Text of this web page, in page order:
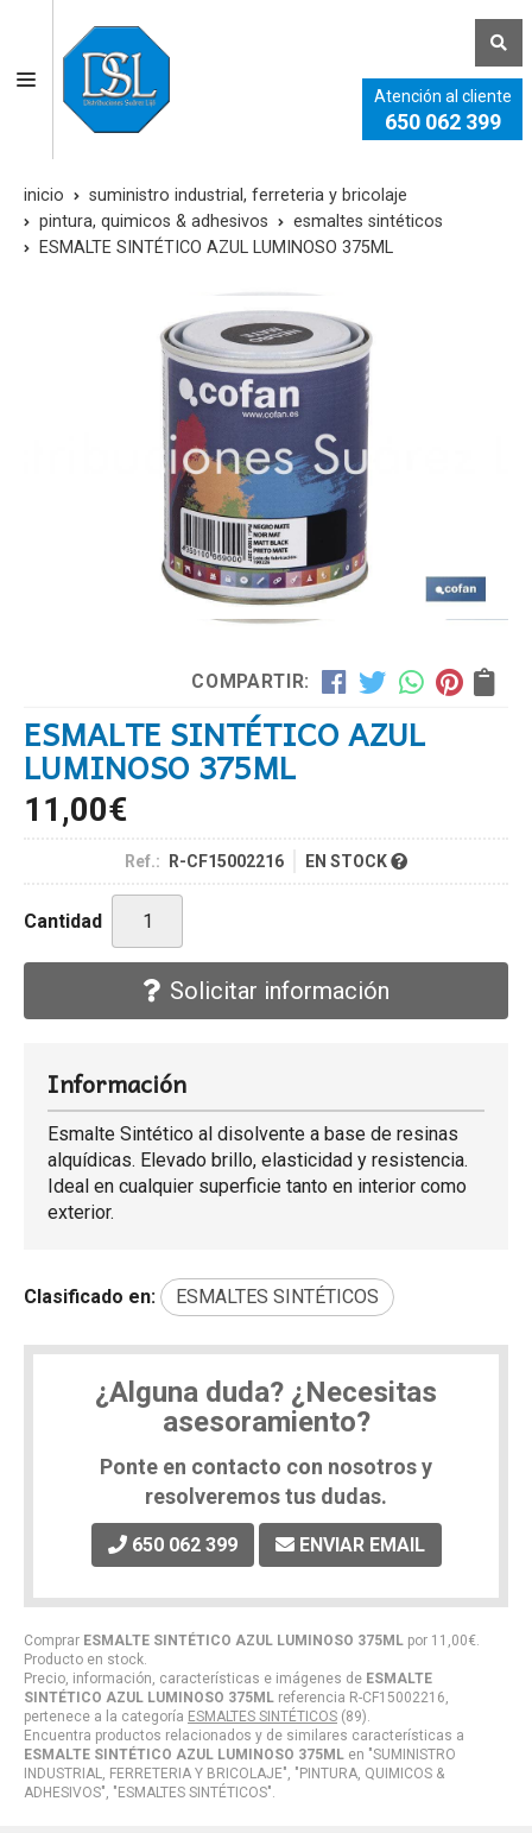
Atención al cliente
650 062 399
inicio
suministro industrial, ferreteria y bricolaje
pintura, quimicos & adhesivos
esmaltes sintéticos
ESMALTE SINTÉTICO AZUL LUMINOSO 375ML
COMPARTIR:
ESMALTE SINTÉTICO AZUL
LUMINOSO 375ML
11,00€
Ref.: R-CF15002216 EN STOCK
Cantidad
Solicitar información
Comprar ESMALTE SINTÉTICO AZUL LUMINOSO 375ML por 11,00€.
Producto en stock.
Precio, información, características e imágenes de ESMALTE
SINTÉTICO AZUL LUMINOSO 375ML referencia R-CF15002216,
pertenece a la categoría ESMALTES SINTÉTICOS (89).
Encuentra productos relacionados y de similares características a
ESMALTE SINTÉTICO AZUL LUMINOSO 375ML en "SUMINISTRO
INDUSTRIAL, FERRETERIA Y BRICOLAJE", "PINTURA, QUIMICOS &
ADHESIVOS", "ESMALTES SINTÉTICOS".
Información
Esmalte Sintético al disolvente a base de resinas
alquídicas. Elevado brillo, elasticidad y resistencia.
Ideal en cualquier superficie tanto en interior como
exterior.
Clasificado en: ESMALTES SINTÉTICOS
¿Alguna duda? ¿Necesitas
asesoramiento?
Ponte en contacto con nosotros y
resolveremos tus dudas.
650 062 399 ENVIAR EMAIL